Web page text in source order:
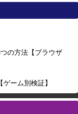
の方法【ブラウザ
ーム別検証】